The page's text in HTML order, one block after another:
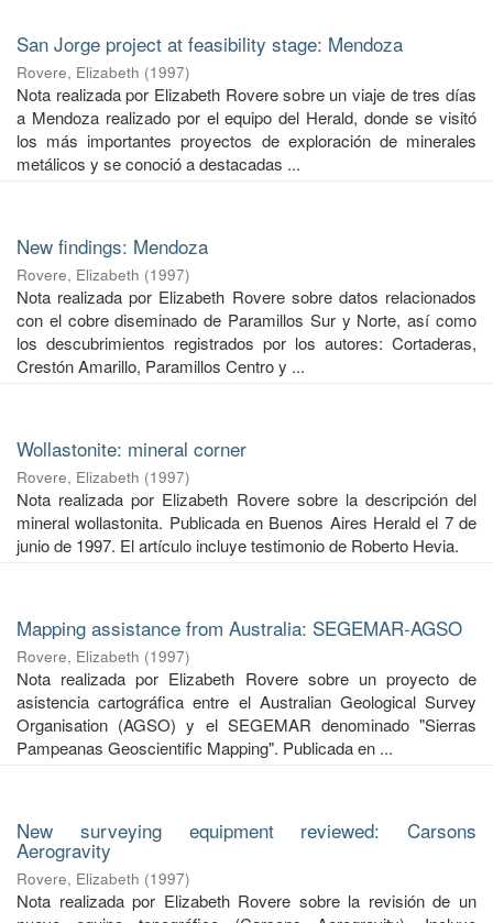
San Jorge project at feasibility stage: Mendoza
Rovere, Elizabeth (1997)
Nota realizada por Elizabeth Rovere sobre un viaje de tres días
a Mendoza realizado por el equipo del Herald, donde se visitó
los más importantes proyectos de exploración de minerales
metálicos y se conoció a destacadas ...
New findings: Mendoza
Rovere, Elizabeth (1997)
Nota realizada por Elizabeth Rovere sobre datos relacionados
con el cobre diseminado de Paramillos Sur y Norte, así como
los descubrimientos registrados por los autores: Cortaderas,
Crestón Amarillo, Paramillos Centro y ...
Wollastonite: mineral corner
Rovere, Elizabeth (1997)
Nota realizada por Elizabeth Rovere sobre la descripción del
mineral wollastonita. Publicada en Buenos Aires Herald el 7 de
junio de 1997. El artículo incluye testimonio de Roberto Hevia.
Mapping assistance from Australia: SEGEMAR-AGSO
Rovere, Elizabeth (1997)
Nota realizada por Elizabeth Rovere sobre un proyecto de
asistencia cartográfica entre el Australian Geological Survey
Organisation (AGSO) y el SEGEMAR denominado "Sierras
Pampeanas Geoscientific Mapping". Publicada en ...
New surveying equipment reviewed: Carsons
Aerogravity
Rovere, Elizabeth (1997)
Nota realizada por Elizabeth Rovere sobre la revisión de un